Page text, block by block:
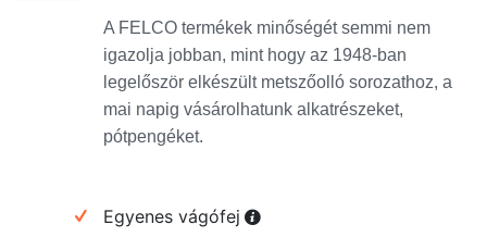
A FELCO termékek minőségét semmi nem
igazolja jobban, mint hogy az 1948-ban
legelőször elkészült metszőolló sorozathoz, a
mai napig vásárolhatunk alkatrészeket,
pótpengéket.
Egyenes vágófej